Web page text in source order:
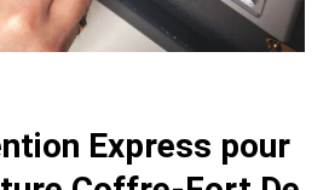
Express pour